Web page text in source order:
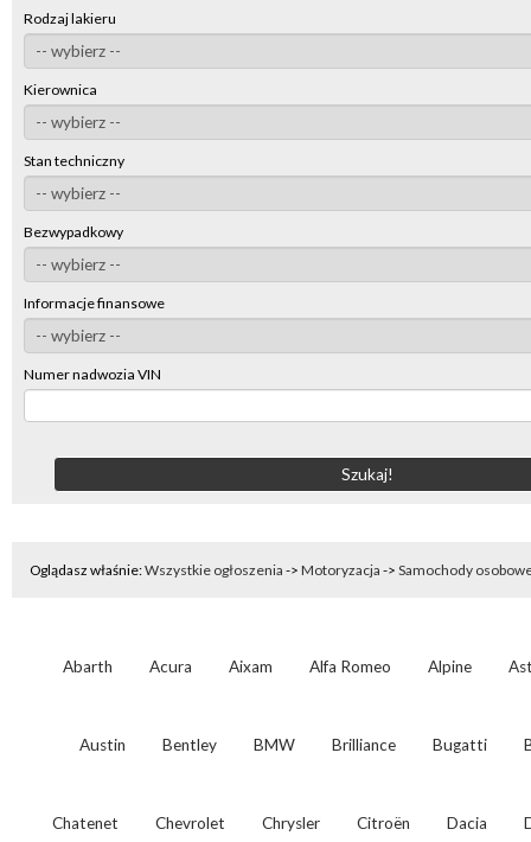
Rodzaj lakieru
Kierownica
Stan techniczny
Bezwypadkowy
Informacje finansowe
Numer nadwozia VIN
Oglądasz właśnie:Wszystkie ogłoszenia -> Motoryzacja -> Samochody
Abarth Acura Aixam Alfa Romeo Alpine
Austin Bentley BMW Brilliance Bugatti
Chatenet Chevrolet Chrysler Citroën Dacia